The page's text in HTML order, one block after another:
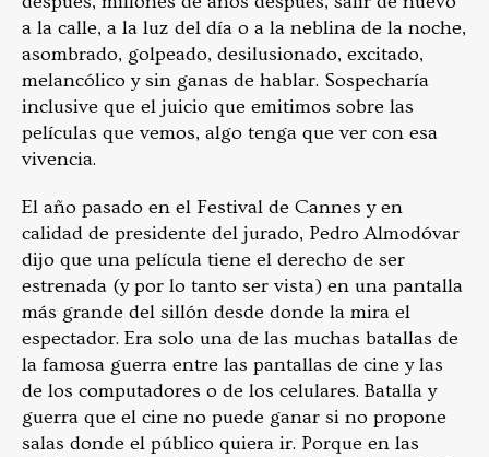
a la calle, a la luz del día o a la neblina de la noche,
asombrado, golpeado, desilusionado, excitado,
melancólico y sin ganas de hablar. Sospecharía
inclusive que el juicio que emitimos sobre las
películas que vemos, algo tenga que ver con esa
vivencia.
El año pasado en el Festival de Cannes y en
calidad de presidente del jurado, Pedro Almodóvar
dijo que una película tiene el derecho de ser
estrenada (y por lo tanto ser vista) en una pantalla
más grande del sillón desde donde la mira el
espectador. Era solo una de las muchas batallas de
la famosa guerra entre las pantallas de cine y las
de los computadores o de los celulares. Batalla y
guerra que el cine no puede ganar si no propone
salas donde el público quiera ir. Porque en las